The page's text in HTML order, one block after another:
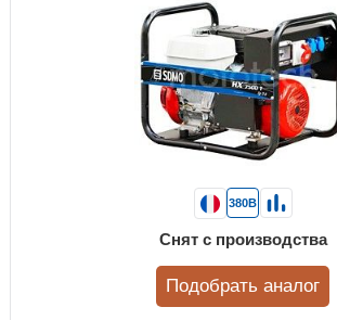
380В
Снят с производства
Подобрать аналог